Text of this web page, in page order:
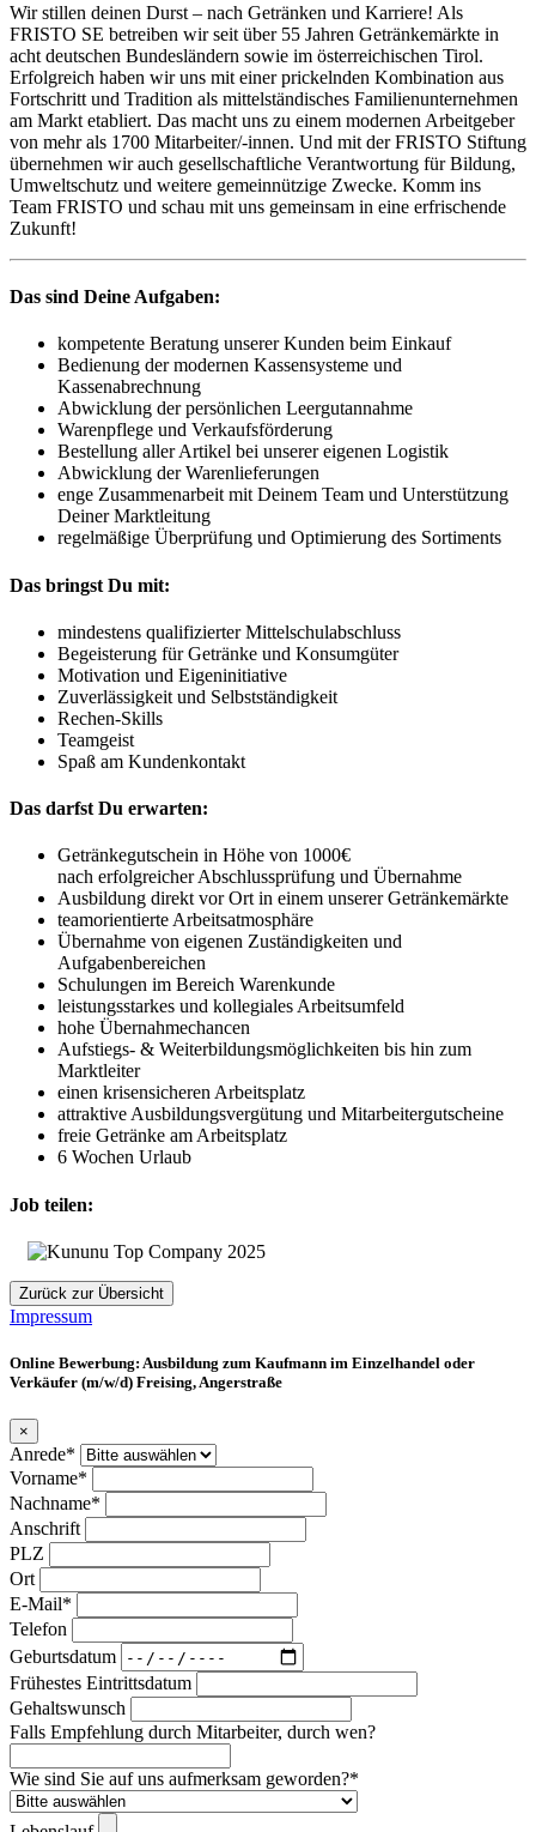
Wir stillen deinen Durst – nach Getränken und Karriere! Als
FRISTO SE betreiben wir seit über 55 Jahren Getränkemärkte in
acht deutschen Bundesländern sowie im österreichischen Tirol.
Erfolgreich haben wir uns mit einer prickelnden Kombination aus
Fortschritt und Tradition als mittelständisches Familienunternehmen
am Markt etabliert. Das macht uns zu einem modernen Arbeitgeber
von mehr als 1700 Mitarbeiter/-innen. Und mit der FRISTO Stiftung
übernehmen wir auch gesellschaftliche Verantwortung für Bildung,
Umweltschutz und weitere gemeinnützige Zwecke. Komm ins
Team FRISTO und schau mit uns gemeinsam in eine erfrischende
Zukunft!
Das sind Deine Aufgaben:
kompetente Beratung unserer Kunden beim Einkauf
Bedienung der modernen Kassensysteme und
Kassenabrechnung
Abwicklung der persönlichen Leergutannahme
Warenpflege und Verkaufsförderung
Bestellung aller Artikel bei unserer eigenen Logistik
Abwicklung der Warenlieferungen
enge Zusammenarbeit mit Deinem Team und Unterstützung
Deiner Marktleitung
regelmäßige Überprüfung und Optimierung des Sortiments
Das bringst Du mit:
mindestens qualifizierter Mittelschulabschluss
Begeisterung für Getränke und Konsumgüter
Motivation und Eigeninitiative
Zuverlässigkeit und Selbstständigkeit
Rechen-Skills
Teamgeist
Spaß am Kundenkontakt
Das darfst Du erwarten:
Getränkegutschein in Höhe von 1000€
nach erfolgreicher Abschlussprüfung und Übernahme
Ausbildung direkt vor Ort in einem unserer Getränkemärkte
teamorientierte Arbeitsatmosphäre
Übernahme von eigenen Zuständigkeiten und
Aufgabenbereichen
Schulungen im Bereich Warenkunde
leistungsstarkes und kollegiales Arbeitsumfeld
hohe Übernahmechancen
Aufstiegs- & Weiterbildungsmöglichkeiten bis hin zum
Marktleiter
einen krisensicheren Arbeitsplatz
attraktive Ausbildungsvergütung und Mitarbeitergutscheine
freie Getränke am Arbeitsplatz
6 Wochen Urlaub
Job teilen:
Zurück zur Übersicht
Impressum
Online Bewerbung: Ausbildung zum Kaufmann im Einzelhandel oder
Verkäufer (m/w/d) Freising, Angerstraße
×
Anrede*
Vorname*
Nachname*
Anschrift
PLZ
Ort
E-Mail*
Telefon
Geburtsdatum
Frühestes Eintrittsdatum
Gehaltswunsch
Falls Empfehlung durch Mitarbeiter, durch wen?
Wie sind Sie auf uns aufmerksam geworden?*